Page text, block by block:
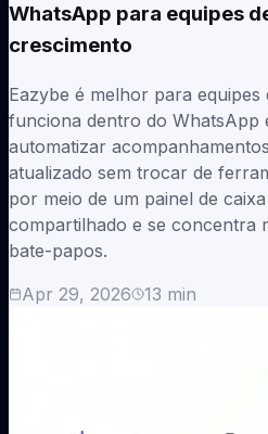
WhatsApp para equipes
crescimento
Eazybe é melhor para equipes
funciona dentro do WhatsApp
automatizar
atualizado sem trocar de
por meio de um painel de
compartilhado e se concentra
bate-papos.
Apr 29, 2026
13 min